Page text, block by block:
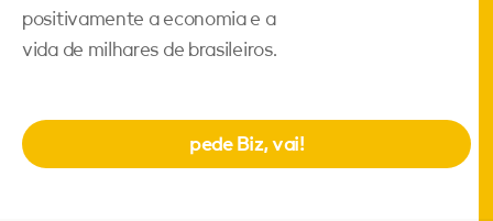
positivamente a economia e a
vida de milhares de brasileiros.
pede Biz, vai!